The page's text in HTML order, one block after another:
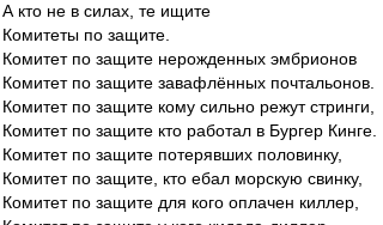
А кто не в силах, те ищите
Комитеты по защите.
Комитет по защите нерожденных эмбрионов
Комитет по защите завафлённых почтальонов.
Комитет по защите кому сильно режут стринги,
Комитет по защите кто работал в Бургер Кинге.
Комитет по защите потерявших половинку,
Комитет по защите, кто ебал морскую свинку,
Комитет по защите для кого оплачен киллер,